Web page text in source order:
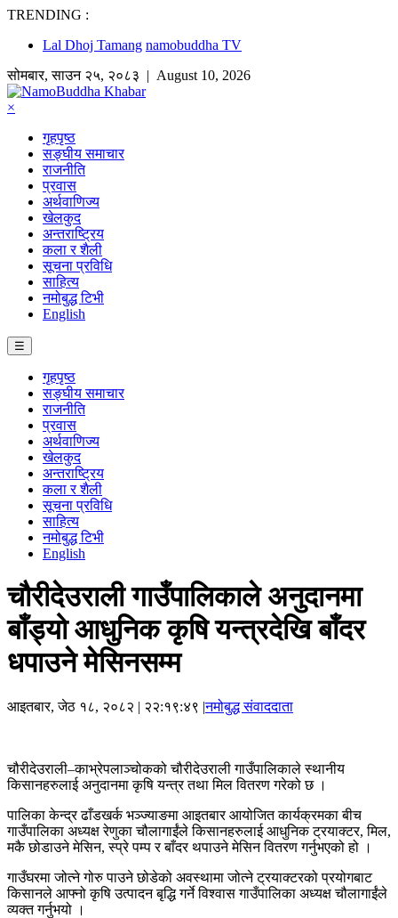
TRENDING :
Lal Dhoj Tamang namobuddha TV
सोमबार,साउन २५, २०८३ | August 10, 2026
×
गृहपृष्ठ
सङ्घीय समाचार
राजनीति
प्रवास
अर्थवाणिज्य
खेलकुद
अन्तराष्ट्रिय
कला र शैली
सूचना प्रविधि
साहित्य
नमोबुद्ध टिभी
English
☰
गृहपृष्ठ
सङ्घीय समाचार
राजनीति
प्रवास
अर्थवाणिज्य
खेलकुद
अन्तराष्ट्रिय
कला र शैली
सूचना प्रविधि
साहित्य
नमोबुद्ध टिभी
English
चौरीदेउराली गाउँपालिकाले अनुदानमा
बाँड्यो आधुनिक कृषि यन्त्रदेखि बाँदर
धपाउने मेसिनसम्म
आइतबार, जेठ १८, २०८२ | २२:१९:४९ |नमोबुद्ध संवाददाता
चौरीदेउराली–काभ्रेपलाञ्चोकको चौरीदेउराली गाउँपालिकाले स्थानीय
किसानहरुलाई अनुदानमा कृषि यन्त्र तथा मिल वितरण गरेको छ ।
पालिका केन्द्र ढाँडखर्क भञ्ज्याङमा आइतबार आयोजित कार्यक्रमका बीच
गाउँपालिका अध्यक्ष रेणुका चौलागाईंले किसानहरुलाई आधुनिक ट्रयाक्टर, मिल,
मकै छोडाउने मेसिन, स्प्रे पम्प र बाँदर थपाउने मेसिन वितरण गर्नुभएको हो ।
गाउँघरमा जोत्ने गोरु पाउने छोडेको अवस्थामा जोत्ने ट्रयाक्टरको प्रयोगबाट
किसानले आफ्नो कृषि उत्पादन बृद्धि गर्ने विश्वास गाउँपालिका अध्यक्ष चौलागाईंले
व्यक्त गर्नुभयो ।